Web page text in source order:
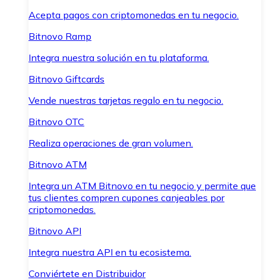
Acepta pagos con criptomonedas en tu negocio.
Bitnovo Ramp
Integra nuestra solución en tu plataforma.
Bitnovo Giftcards
Vende nuestras tarjetas regalo en tu negocio.
Bitnovo OTC
Realiza operaciones de gran volumen.
Bitnovo ATM
Integra un ATM Bitnovo en tu negocio y permite que
tus clientes compren cupones canjeables por
criptomonedas.
Bitnovo API
Integra nuestra API en tu ecosistema.
Conviértete en Distribuidor